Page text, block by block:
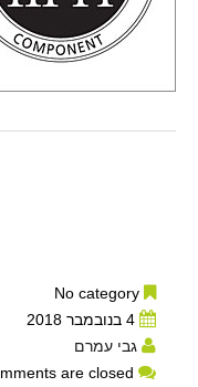
4 בנובמבר 2018
גבי עמרם
are closed